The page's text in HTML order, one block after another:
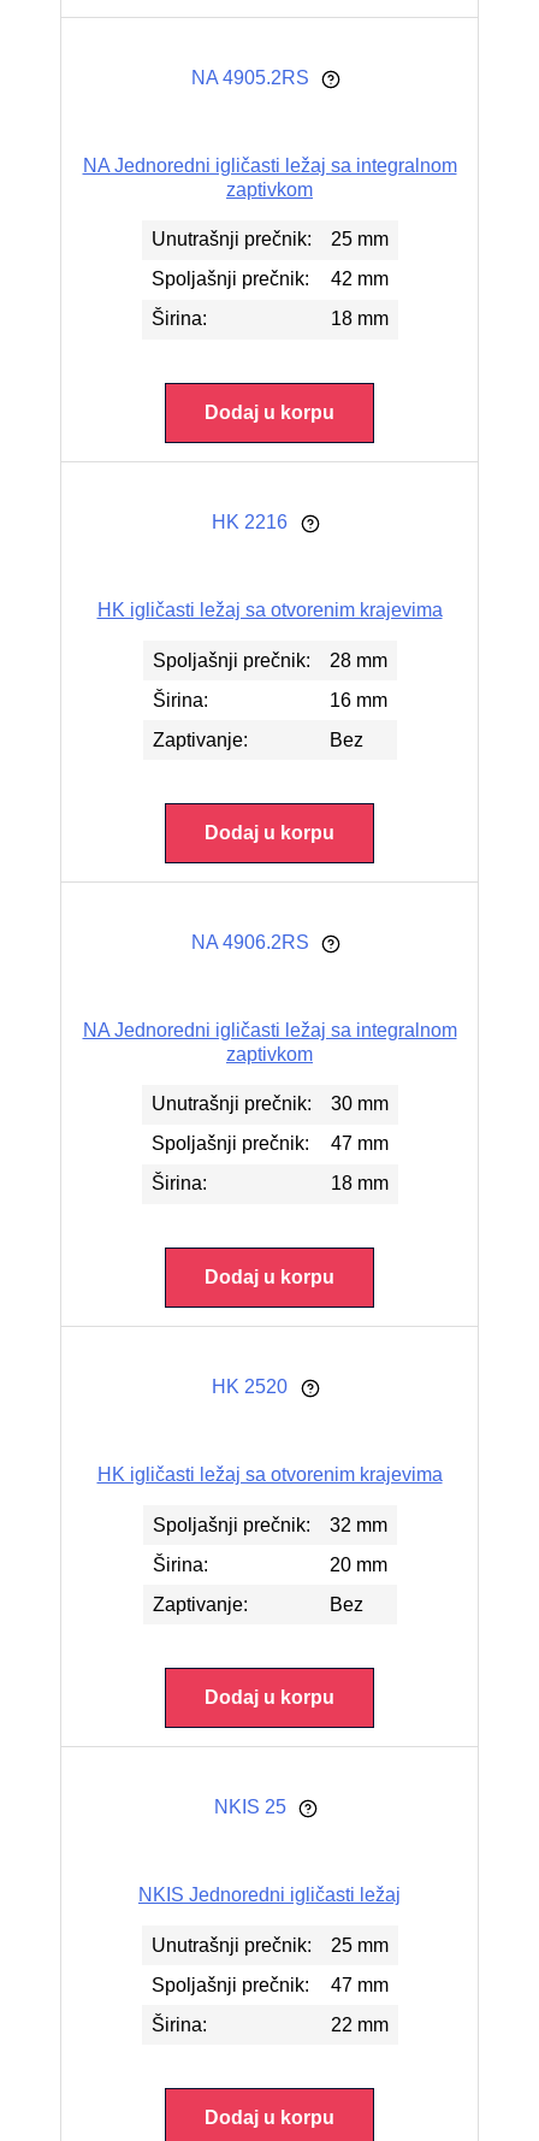
NA 4905.2RS
NA Jednoredni igličasti ležaj sa integralnom
zaptivkom
Unutrašnji prečnik:
25 mm
Spoljašnji prečnik:
42 mm
Širina:
18 mm
Dodaj u korpu
HK 2216
HK igličasti ležaj sa otvorenim krajevima
Spoljašnji prečnik:
28 mm
Širina:
16 mm
Zaptivanje:
Bez
Dodaj u korpu
NA 4906.2RS
NA Jednoredni igličasti ležaj sa integralnom
zaptivkom
Unutrašnji prečnik:
30 mm
Spoljašnji prečnik:
47 mm
Širina:
18 mm
Dodaj u korpu
HK 2520
HK igličasti ležaj sa otvorenim krajevima
Spoljašnji prečnik:
32 mm
Širina:
20 mm
Zaptivanje:
Bez
Dodaj u korpu
NKIS 25
NKIS Jednoredni igličasti ležaj
Unutrašnji prečnik:
25 mm
Spoljašnji prečnik:
47 mm
Širina:
22 mm
Dodaj u korpu